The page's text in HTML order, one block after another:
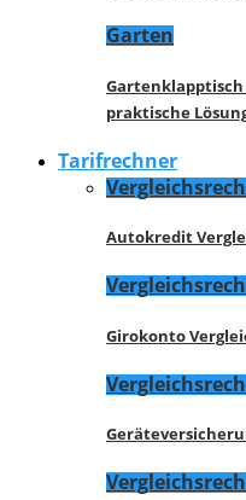
Garten
praktische
Tarifrechner
Autokredit
Girokonto